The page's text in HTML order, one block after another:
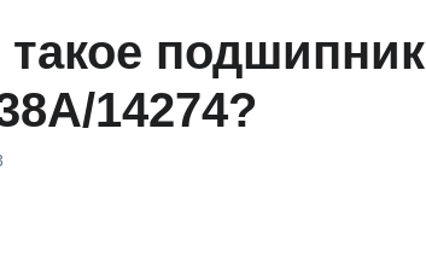
такое подшипник
14274?